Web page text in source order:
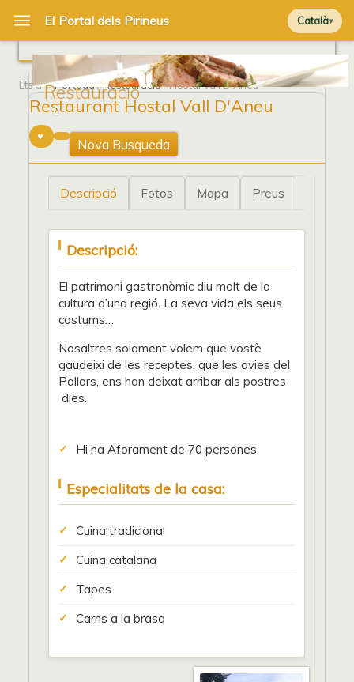
Català
Restauració
Ets a Portada/ Restauració/ Hostal Vall D'Aneu
Restaurant Hostal Vall D'Aneu
0
Nova Busqueda
Descripció Fotos Mapa Preus
Descripció:
El patrimoni gastronòmic diu molt de la
cultura d’una regió. La seva vida els seus
costums…
Nosaltres solament volem que vostè
gaudeixi de les receptes, que les avies del
Pallars, ens han deixat arribar als postres
dies.
Hi ha Aforament de 70 persones
Especialitats de la casa:
Cuina tradicional
Cuina catalana
Tapes
Carns a la brasa